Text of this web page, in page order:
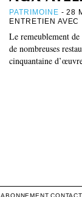
PATRIMOINE - 28
ENTRETIEN AVEC
Le remeublement
de nombreuses
cinquantaine
ABONNEMENT